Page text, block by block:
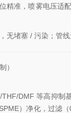
精准，喷雾电压适
无堵塞 / 污染；管
）
DMF 等高抑制
）净化，过滤